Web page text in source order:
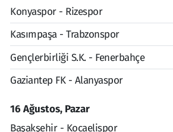
Konyaspor - Rizespor
Kasımpaşa - Trabzonspor
Gençlerbirliği S.K. - Fenerbahçe
Gaziantep FK - Alanyaspor
16 Ağustos, Pazar
Başakşehir - Kocaelispor